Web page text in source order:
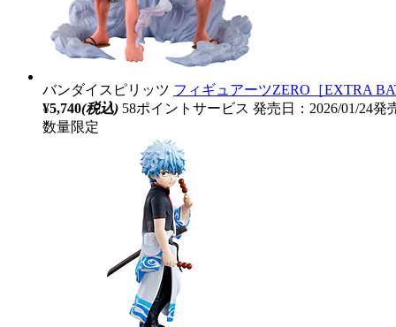
バンダイスピリッツ フィギュアーツZERO［EXTRA
¥5,740(税込) 58ポイントサービス 発売日：2026/01/24発
数量限定